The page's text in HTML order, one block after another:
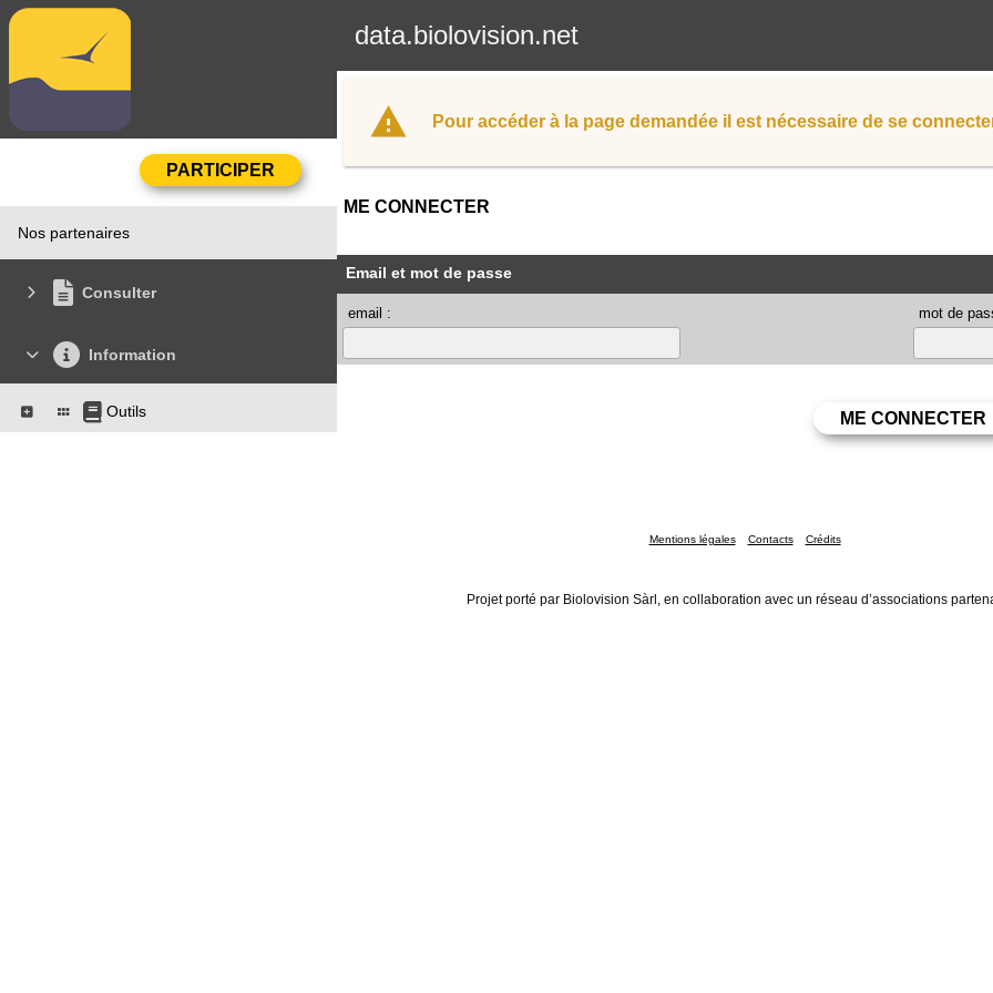
data.biolovision.net
Nos partenaires
Consulter
Information
Outils
Pour accéder à la page demandée il est nécessaire de se
ME CONNECTER
Email et mot de passe
email : mot de
Mentions légales Contacts Crédits
Projet porté par Biolovision Sàrl, en collaboration avec un réseau d’associations